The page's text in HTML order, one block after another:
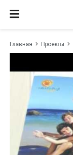
Главная Проекты